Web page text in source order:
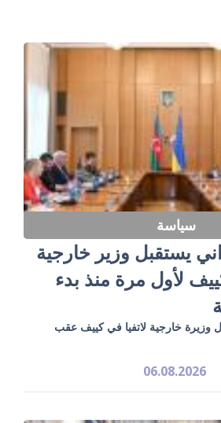
سياسة
يستقبل وزير خارجية
لأول مرة منذ بدء
وزيرة خارجية لاتفيا في كييف عقب
06.08.2026